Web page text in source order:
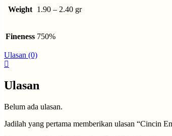
Weight 1.90 – 2.40 gr
Fineness 750%
Ulasan (0)
Ulasan
Belum ada ulasan.
Jadilah yang pertama memberikan ulasan “Cincin